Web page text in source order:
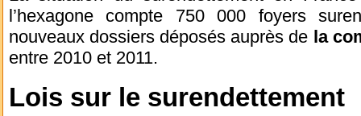
l’hexagone compte 750 000 foyers
nouveaux dossiers déposés auprès de la
entre 2010 et 2011.
Lois sur le surendettement